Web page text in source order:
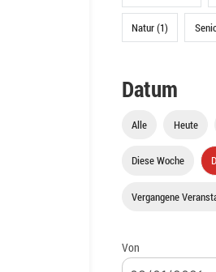
Natur (1)
Datum
Alle Heute
Diese Woche
Vergangene
Von